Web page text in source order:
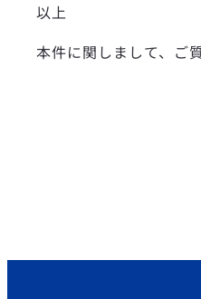
以上
本件に関しまして、ご